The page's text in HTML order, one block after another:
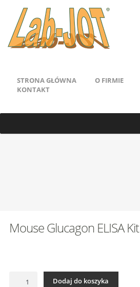
STRONA GŁÓWNA O FIRMIE
KONTAKT
Mouse Glucagon ELISA Kit
Dodaj do koszyka